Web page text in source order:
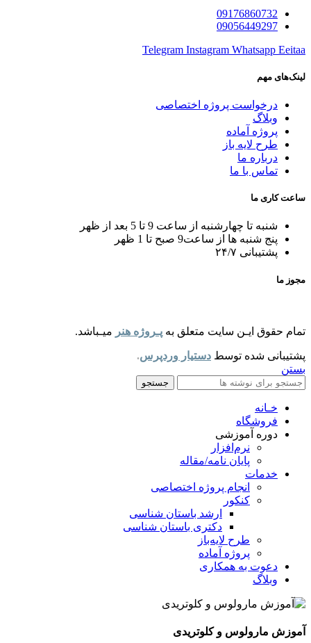
09176860732
09056449297
Telegram Instagram Whatsapp Eeitaa
لینک‌های مهم
درخواست پروژه اختصاصی
وبلاگ
پروژه آماده
طرح لایه باز
درباره ما
تماس با ما
ساعت کاری ما
شنبه تا چهارشنبه از ساعت 9 تا 5 بعد از ظهر
پنج شنبه ها از ساعت9 صبح تا 1 ظهر
پشتیبانی ۲۴/۷
مجوز ما
تمام حقوق ایـن سایت متعلق به پـروژه هنر میـباشد.
پشتیبانی شده توسط دستیار وردپرس.
بستن
جستجو
خـانه
فروشگاه
دوره آموزشی
نرم‌افزار
پایان نامه/مقاله
خدمات
انجام پروژه اختصاصی
کنکور
ارشد باستان شناسی
دکتری باستان شناسی
طرح لایه‌باز
پروژه آماده
دعوت به همکاری
وبلاگ
آموزش مارولوس و کلوتریدی